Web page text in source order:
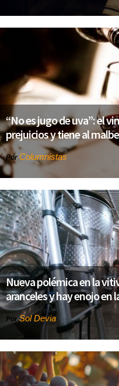
“No es jugo de uva”: el
prejuicios y tiene al
Por Columnistas
Nueva polémica en la
aranceles y hay enojo en
Por Sol Devia